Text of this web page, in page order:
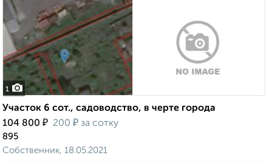
1
Участок 6 сот., садоводство, в черте города
104 800 ₽ 200 ₽ за сотку
895
Собственник, 18.05.2021